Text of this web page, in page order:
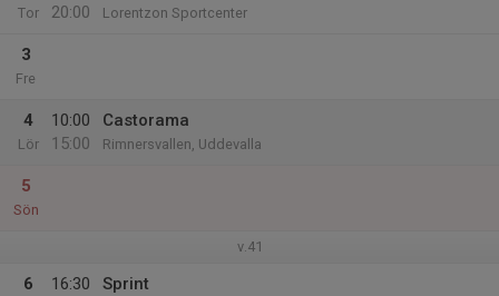
Tor
20:00
Lorentzon Sportcenter
3
Fre
4
Lör
10:00
15:00
Castorama
Rimnersvallen, Uddevalla
5
Sön
v.41
6
16:30
Sprint